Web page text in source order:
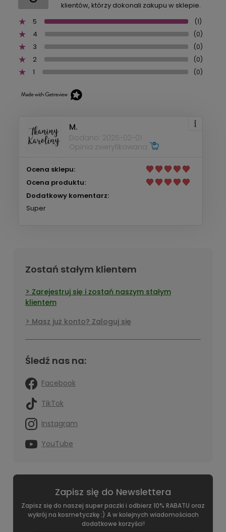
klientów, którzy dokonali zakupu w sklepie.
5
(1)
4 (0)
3 (0)
2 (0)
1 (0)
M.
Dodano: 2025-02-01
Opinia zweryfikowana
Ocena sklepu:
Ocena produktu:
Dodatkowy komentarz:
Super
Zostań stałym klientem
Zarejestruj się i zostań naszym stałym
klientem
Masz już konto? Zaloguj się
Śledź nas na:
Facebook
TikTok
Instagram
YouTube
Zapisz się do Newslettera
Zapisz się do naszej super paczki i odbierz 10% RABATU oraz
wykrój na kosmetyczkę :) A w kolejnych wiadomościach
dodatkowe korzyści!